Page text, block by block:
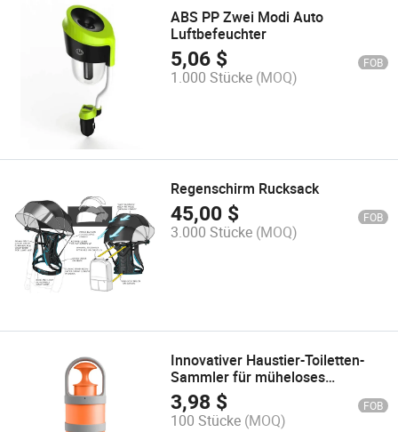
ABS PP Zwei Modi Auto
Luftbefeuchter
5,06 $ FOB
1.000 Stücke (MOQ)
Regenschirm Rucksack
45,00 $ FOB
3.000 Stücke (MOQ)
Innovativer Haustier-Toiletten-
Sammler für müheloses
Abfallentsorgen
3,98 $ FOB
100 Stücke (MOQ)